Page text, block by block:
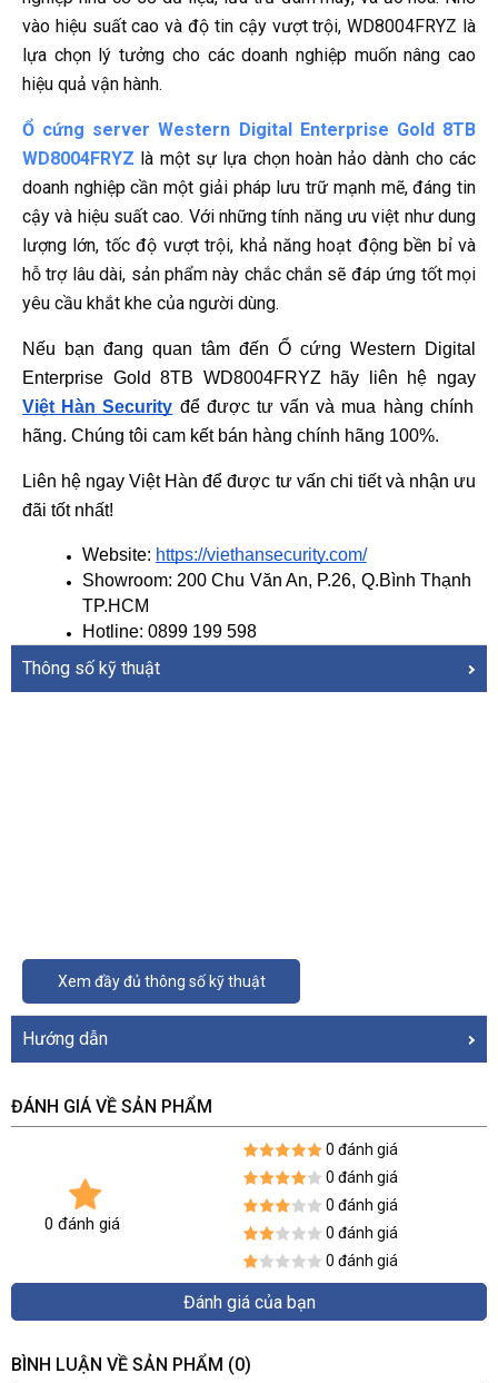
vào hiệu suất cao và độ tin cậy vượt trội, WD8004FRYZ là
lựa chọn lý tưởng cho các doanh nghiệp muốn nâng cao
hiệu quả vận hành.
Ổ cứng server Western Digital Enterprise Gold 8TB
WD8004FRYZ là một sự lựa chọn hoàn hảo dành cho các
doanh nghiệp cần một giải pháp lưu trữ mạnh mẽ, đáng tin
cậy và hiệu suất cao. Với những tính năng ưu việt như dung
lượng lớn, tốc độ vượt trội, khả năng hoạt động bền bỉ và
hỗ trợ lâu dài, sản phẩm này chắc chắn sẽ đáp ứng tốt mọi
yêu cầu khắt khe của người dùng.
Nếu bạn đang quan tâm đến Ổ cứng Western Digital
Enterprise Gold 8TB WD8004FRYZ hãy liên hệ ngay
Việt Hàn Security để được tư vấn và mua hàng chính
hãng. Chúng tôi cam kết bán hàng chính hãng 100%.
Liên hệ ngay Việt Hàn để được tư vấn chi tiết và nhận ưu
đãi tốt nhất!
Website: https://viethansecurity.com/
Showroom: 200 Chu Văn An, P.26, Q.Bình Thạnh
TP.HCM
Hotline: 0899 199 598
Thông số kỹ thuật
Xem đầy đủ thông số kỹ thuật
Hướng dẫn
ĐÁNH GIÁ VỀ SẢN PHẨM
0 đánh giá
0 đánh giá
0 đánh giá
0 đánh giá
0 đánh giá
0 đánh giá
Đánh giá của bạn
BÌNH LUẬN VỀ SẢN PHẨM (0)